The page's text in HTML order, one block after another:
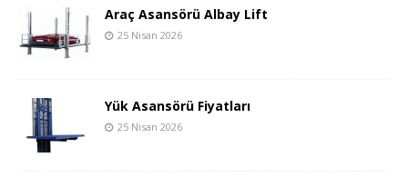
Araç Asansörü Albay Lift
25 Nisan 2026
Yük Asansörü Fiyatları
25 Nisan 2026